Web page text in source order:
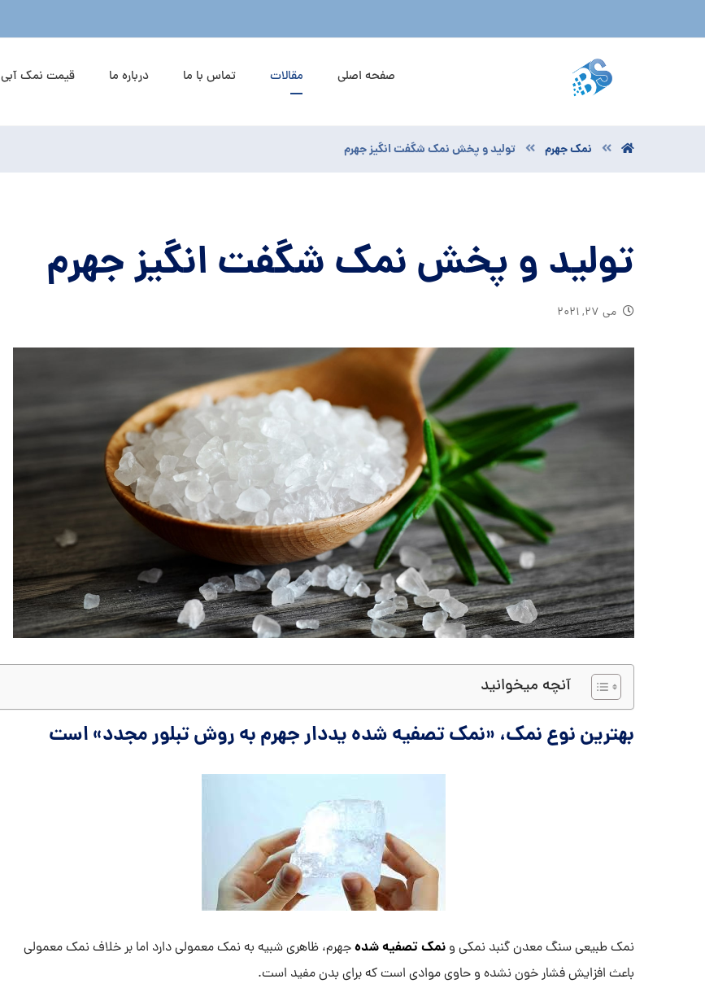
صفحه اصلی مقالات تماس با ما درباره ما قیمت نمک آبی
نمک جهرم تولید و پخش نمک شگفت انگیز جهرم
تولید و پخش نمک شگفت انگیز جهرم
می ۲۷, ۲۰۲۱
آنچه میخوانید
بهترین نوع نمک، «نمک تصفیه شده یددار جهرم به روش تبلور مجدد» است
نمک طبیعی سنگ معدن گنبد نمکی و نمک تصفیه شدهجهرم، ظاهری شبیه به نمک معمولی دارد اما بر خلاف نمک معمولی
باعث افزایش فشار خون نشده و حاوی موادی است که برای بدن مفید است.